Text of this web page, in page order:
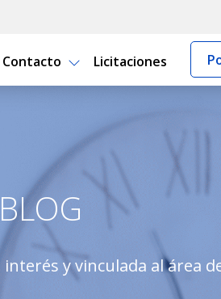
Contacto Licitaciones
BLOG
y vinculada al área